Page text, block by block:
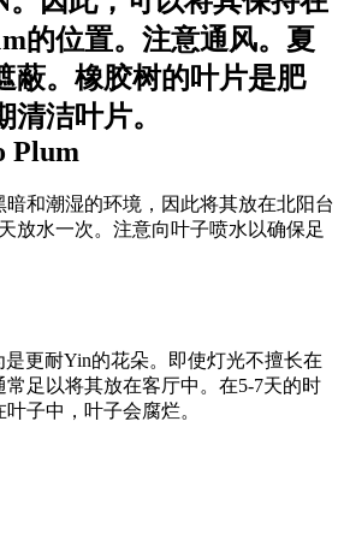
的位置。注意通风。夏
蔽。橡胶树的叶片是肥
洁叶片。
Plum
和潮湿的环境，因此将其放在北阳台
放水一次。注意向叶子喷水以确保足
是更耐Yin的花朵。即使灯光不擅长在
足以将其放在客厅中。在5-7天的时
子中，叶子会腐烂。